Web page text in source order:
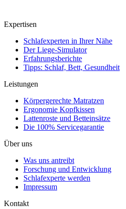
Expertisen
Schlafexperten in Ihrer Nähe
Der Liege-Simulator
Erfahrungsberichte
Tipps: Schlaf, Bett, Gesundheit
Leistungen
Körpergerechte Matratzen
Ergonomie Kopfkissen
Lattenroste und Betteinsätze
Die 100% Servicegarantie
Über uns
Was uns antreibt
Forschung und Entwicklung
Schlafexperte werden
Impressum
Kontakt